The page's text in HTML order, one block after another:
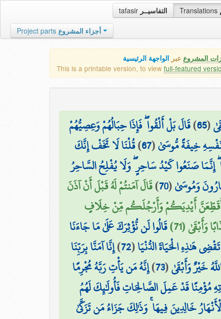
tafasir التفاسيــر Translations
Project parts أجزاء المشروع
المشروع عبر الواجهة الرئيسية
This is a printable version, to view full-featured
(
65
)قَالَ بَلْ أَلْقُوا ۖ فَإِذَا حِبَالُهُمْ وَعِصِيُّهُمْ
خِيفَةً مُّوسَىٰ(
67
)قُلْنَا لَا تَخَفْ إِنَّكَ
صَنَعُوا كَيْدُ سَاحِرٍ ۖ وَلَا يُفْلِحُ السَّاحِرُ
وَمُوسَىٰ(
70
)قَالَ آمَنتُمْ لَهُ قَبْلَ أَنْ آذَنَ
أَيْدِيَكُمْ وَأَرْجُلَكُم مِّنْ خِلَافٍ
(71)
قَالُوا لَن نُّؤْثِرَكَ عَلَىٰ مَا جَاءَنَا
هَٰذِهِ الْحَيَاةَ الدُّنْيَا(
72
)إِنَّا آمَنَّا بِرَبِّنَا
خَيْرٌ وَأَبْقَىٰ(
73
)إِنَّهُ مَن يَأْتِ رَبَّهُ مُجْرِمًا
مُؤْمِنًا قَدْ عَمِلَ الصَّالِحَاتِ فَأُولَٰئِكَ لَهُمُ
خَالِدِينَ فِيهَا ۚ وَذَٰلِكَ جَزَاءُ مَن تَزَكَّىٰ